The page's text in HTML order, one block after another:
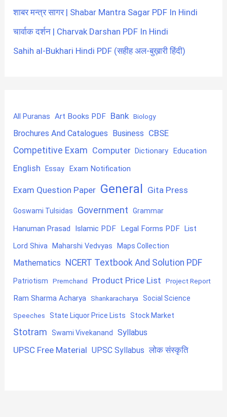
शाबर मन्त्र सागर | Shabar Mantra Sagar PDF In Hindi
चार्वाक दर्शन | Charvak Darshan PDF In Hindi
Sahih al-Bukhari Hindi PDF (सहीह अल-बुख़ारी हिंदी)
All Puranas Art Books PDF Bank Biology
Brochures And Catalogues Business CBSE
Competitive Exam Computer Dictionary Education
English Essay Exam Notification
Exam Question Paper General Gita Press
Goswami Tulsidas Government Grammar
Hanuman Prasad Islamic PDF Legal Forms PDF List
Lord Shiva Maharshi Vedvyas Maps Collection
Mathematics NCERT Textbook And Solution PDF
Patriotism Premchand Product Price List Project Report
Ram Sharma Acharya Shankaracharya Social Science
Speeches State Liquor Price Lists Stock Market
Stotram Swami Vivekanand Syllabus
UPSC Free Material UPSC Syllabus लोक संस्कृति